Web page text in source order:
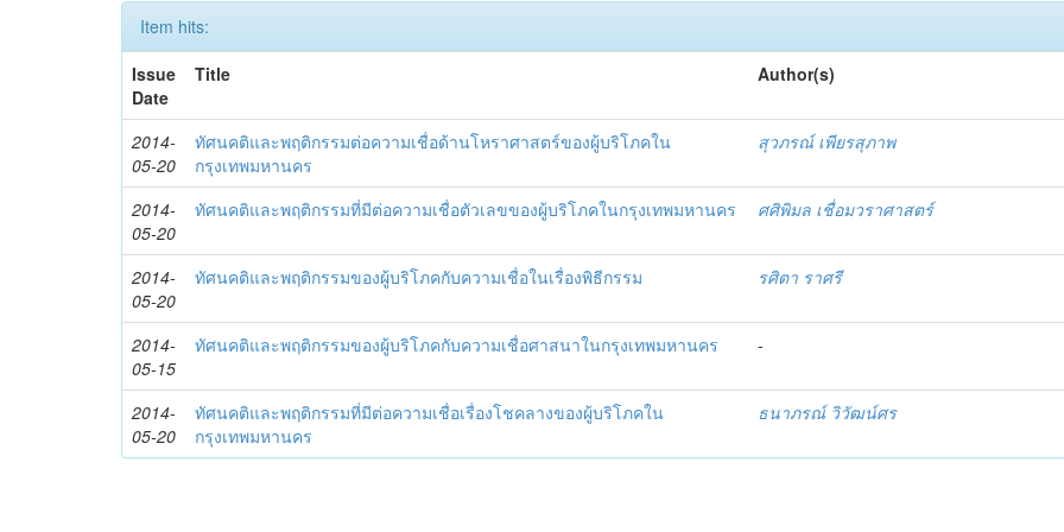
Item hits:
Issue
Date
Title Author(s)
2014-
05-20
ทัศนคติและพฤติกรรมต่อความเชื่อด้านโหราศาสตร์ของผู้บริโภคใน
กรุงเทพมหานคร
สุวภรณ์ เพียรสุภาพ
2014-
05-20
ทัศนคติและพฤติกรรมที่มีต่อความเชื่อตัวเลขของผู้บริโภคในกรุงเทพมหานคร ศศิพิมล เชื่อมวราศาสตร์
2014-
05-20
ทัศนคติและพฤติกรรมของผู้บริโภคกับความเชื่อในเรื่องพิธีกรรม รศิตา ราศรี
2014-
05-15
ทัศนคติและพฤติกรรมของผู้บริโภคกับความเชื่อศาสนาในกรุงเทพมหานคร -
2014-
05-20
ทัศนคติและพฤติกรรมที่มีต่อความเชื่อเรื่องโชคลางของผู้บริโภคใน
กรุงเทพมหานคร
ธนาภรณ์ วิวัฒน์ศร